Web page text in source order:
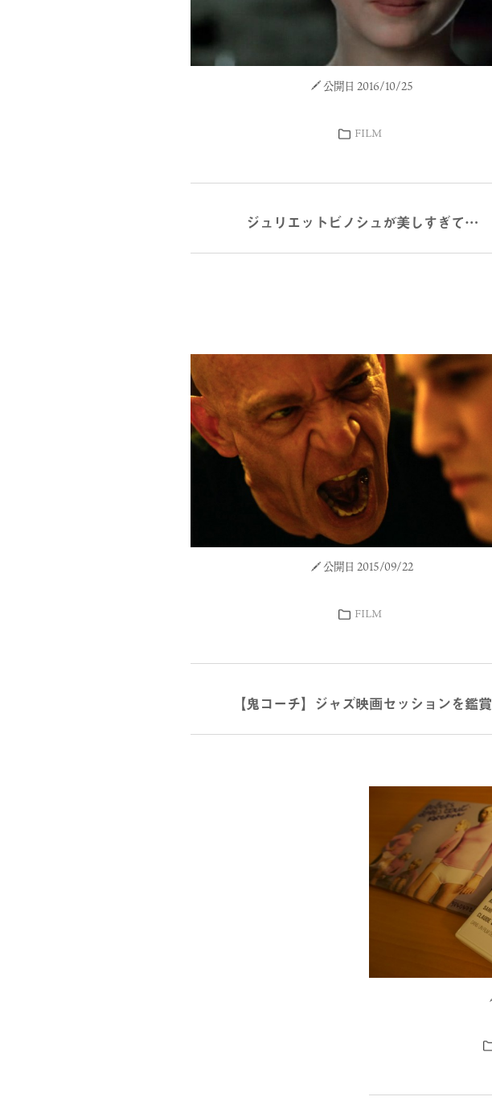
公開日 2016/10/25
FILM
ジュリエットビノシュが美しすぎて…
公開日 2015/09/22
FILM
【鬼コーチ】ジャズ映画セッションを鑑賞